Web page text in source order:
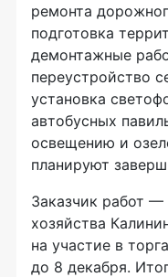
ремонта
подготовка
демонтажные
переустройство
установка
автобусных
освещению и
планируют
Заказчик работ
хозяйства
на участие в
до 8 декабря.